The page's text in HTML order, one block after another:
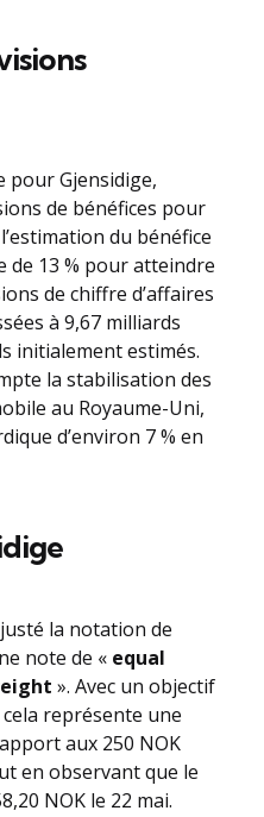
pour Gjensidige,
de bénéfices pour
du bénéfice
de 13 % pour atteindre
de chiffre d’affaires
à 9,67 milliards
initialement estimés.
la stabilisation des
au Royaume-Uni,
d’environ 7 % en
la notation de
note de « equal
». Avec un objectif
représente une
aux 250 NOK
en observant que le
NOK le 22 mai.